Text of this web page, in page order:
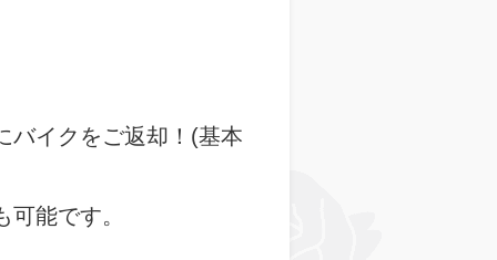
バイクをご返却！(基本
能です。